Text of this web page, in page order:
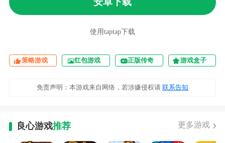
使用taptap下载
策略游戏 红包游戏 正版传奇 游戏盒子
免责声明：本游戏来自网络，若涉嫌侵权请 联系告知
良心游戏推荐 更多游戏